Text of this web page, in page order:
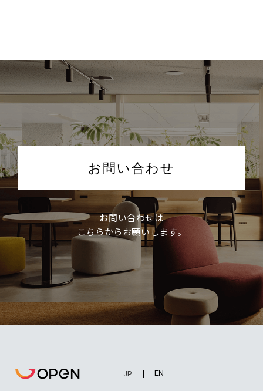
お問い合わせ
お問い合わせは
こちらからお願いします。
EN
JP